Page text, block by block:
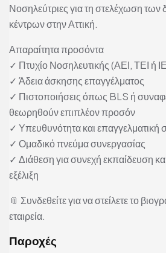
Νοσηλεύτριες για τη στελέχωση των
κέντρων στην Αττική.
Απαραίτητα προσόντα
✓ Πτυχίο Νοσηλευτικής (ΑΕΙ, ΤΕΙ ή
✓ Άδεια άσκησης επαγγέλματος
✓ Πιστοποιήσεις όπως BLS ή
θεωρηθούν επιπλέον προσόν
✓ Υπευθυνότητα και επαγγελματική
✓ Ομαδικό πνεύμα συνεργασίας
✓ Διάθεση για συνεχή εκπαίδευση
εξέλιξη
📎 Συνδεθείτε για να στείλετε το
εταιρεία.
Παροχές